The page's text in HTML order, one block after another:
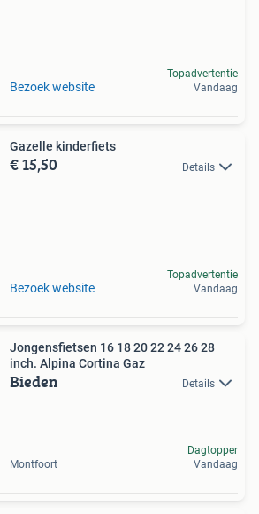
Bezoek website
Topadvertentie
Vandaag
Gazelle kinderfiets
€ 15,50 Details
Bezoek website
Topadvertentie
Vandaag
Jongensfietsen 16 18 20 22 24 26 28
inch. Alpina Cortina Gaz
Bieden Details
Montfoort
Dagtopper
Vandaag